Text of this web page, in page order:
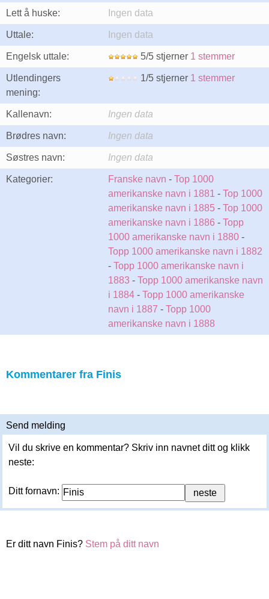
Lett å huske: Ingen data
Uttale: Ingen data
Engelsk uttale: 5/5 stjerner 1 stemmer
Utlendingers
mening:
1/5 stjerner 1 stemmer
Kallenavn: Ingen data
Brødres navn: Ingen data
Søstres navn: Ingen data
Kategorier: Franske navn - Top 1000
amerikanske navn i 1881 - Top 1000
amerikanske navn i 1885 - Top 1000
amerikanske navn i 1886 - Topp
1000 amerikanske navn i 1880 -
Topp 1000 amerikanske navn i 1882
- Topp 1000 amerikanske navn i
1883 - Topp 1000 amerikanske navn
i 1884 - Topp 1000 amerikanske
navn i 1887 - Topp 1000
amerikanske navn i 1888
Kommentarer fra Finis
Send melding
Vil du skrive en kommentar? Skriv inn navnet ditt og klikk
neste:
Ditt fornavn:
Er ditt navn Finis? Stem på ditt navn